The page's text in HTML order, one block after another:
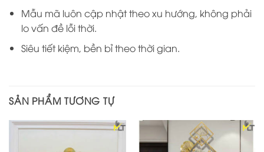
Mẫu mã luôn cập nhật theo xu hướng, không phải
lo vấn đề lỗi thời.
Siêu tiết kiệm, bền bỉ theo thời gian.
SẢN PHẨM TƯƠNG TỰ